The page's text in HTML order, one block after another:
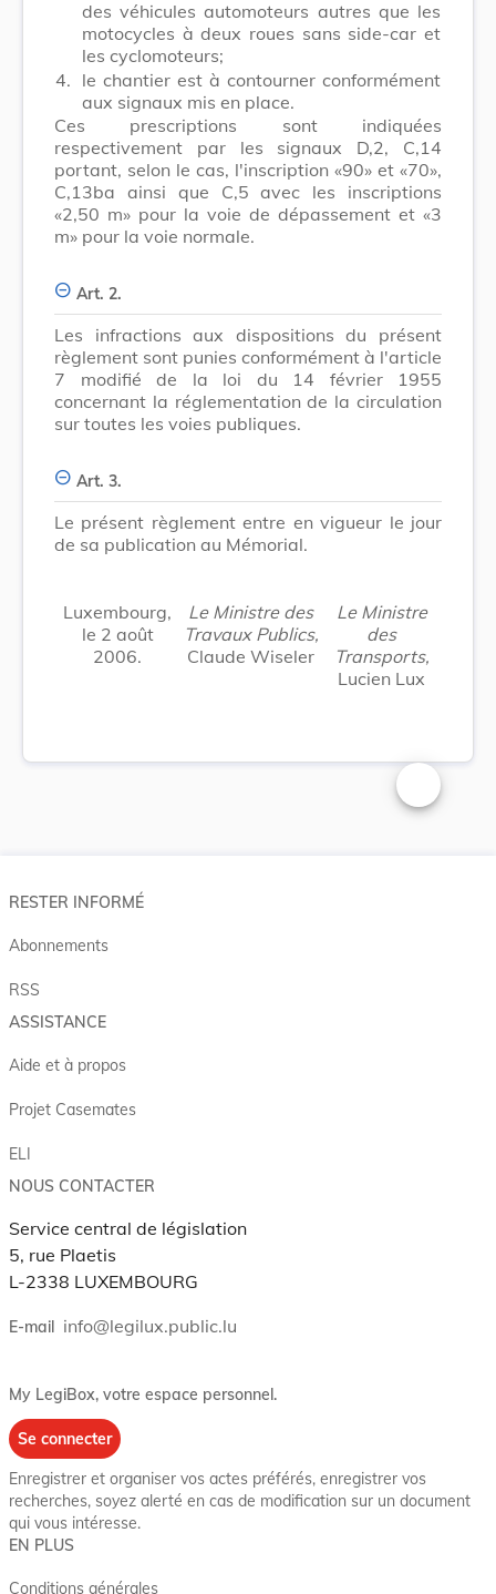
des véhicules automoteurs autres que les
motocycles à deux roues sans side-car et
les cyclomoteurs;
4. le chantier est à contourner conformément
aux signaux mis en place.
Ces prescriptions sont indiquées
respectivement par les signaux D,2, C,14
portant, selon le cas, l'inscription «90» et «70»,
C,13ba ainsi que C,5 avec les inscriptions
«2,50 m» pour la voie de dépassement et «3
m» pour la voie normale.
Art. 2.
Les infractions aux dispositions du présent
règlement sont punies conformément à l'article
7 modifié de la loi du 14 février 1955
concernant la réglementation de la circulation
sur toutes les voies publiques.
Art. 3.
Le présent règlement entre en vigueur le jour
de sa publication au Mémorial.
Luxembourg,
le 2 août
2006.
Le Ministre des
Travaux Publics,
Claude Wiseler
Le Ministre
des
Transports,
Lucien Lux
Changer la
RESTER INFORMÉ
Abonnements
RSS
ASSISTANCE
Aide et à propos
Projet Casemates
ELI
NOUS CONTACTER
Service central de législation
5, rue Plaetis
L-2338 LUXEMBOURG
E-mail info@legilux.public.lu
My LegiBox, votre espace personnel.
Se connecter
Enregistrer et organiser vos actes préférés, enregistrer vos
recherches, soyez alerté en cas de modification sur un document
qui vous intéresse.
EN PLUS
Conditions générales